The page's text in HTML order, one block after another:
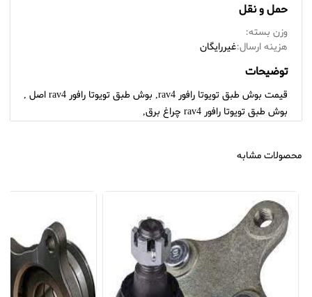
حمل و نقل
وزن بسته:
هزینه ارسال:غیررایگان
توضیحات
قیمت بوش طبق تویوتا رافور rav4, بوش طبق تویوتا رافور rav4 اصل ,
بوش طبق تویوتا رافور rav4 چراغ برق,
محصولات مشابه